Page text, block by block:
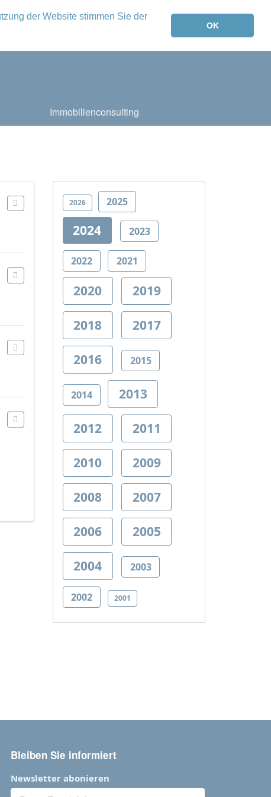
der Website stimmen Sie der
OK
Immobilienconsulting
2026 2025
2024 2023
2022 2021
2020 2019
2018 2017
2016 2015
2014 2013
2012 2011
2010 2009
2008 2007
2006 2005
2004 2003
2002 2001
Bleiben Sie informiert
Newsletter abonieren